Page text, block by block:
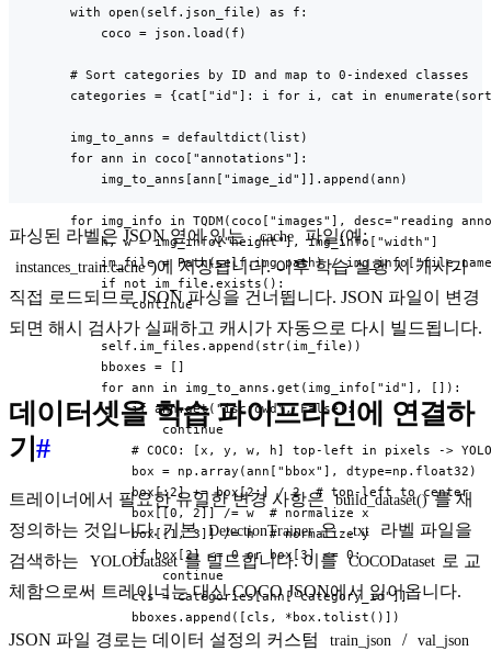
        with open(self.json_file) as f:
            coco = json.load(f)
        # Sort categories by ID and map to 0-indexed classes
categories = {cat["id"]: i for i, cat in
        img_to_anns = defaultdict(list)
        for ann in coco["annotations"]:
            img_to_anns[ann["image_id"]].append(ann)
for img_info in TQDM(coco["images"], desc="reading
            h, w = img_info["height"], img_info["width"]
im_file = Path(self.img_path) /
            if not im_file.exists():
                continue
            self.im_files.append(str(im_file))
            bboxes = []
            for ann in img_to_anns.get(img_info["id"], []):
                if ann.get("iscrowd", False):
                    continue
# COCO: [x, y, w, h] top-left in pixels ->
                box = np.array(ann["bbox"], dtype=np.float32)
                box[:2] += box[2:] / 2  # top-left to center
                box[[0, 2]] /= w  # normalize x
                box[[1, 3]] /= h  # normalize y
                if box[2] <= 0 or box[3] <= 0:
                    continue
                cls = categories[ann["category_id"]]
                bboxes.append([cls, *box.tolist()])
파싱된 라벨은 JSON 옆에 있는 .cache 파일(예:
instances_train.cache )에 저장됩니다. 이후 학습 실행 시 캐시가
직접 로드되므로 JSON 파싱을 건너뜁니다. JSON 파일이 변경
되면 해시 검사가 실패하고 캐시가 자동으로 다시 빌드됩니다.
데이터셋을 학습 파이프라인에 연결하
기#
트레이너에서 필요한 유일한 변경 사항은 build_dataset() 를 재
정의하는 것입니다. 기본 DetectionTrainer 은 .txt
라벨 파일을
검색하는
YOLODataset 를 빌드합니다. 이를 COCODataset 로 교
체함으로써 트레이너는 대신 COCO JSON에서 읽어옵니다.
JSON 파일 경로는 데이터 설정의 커스텀 train_json / val_json